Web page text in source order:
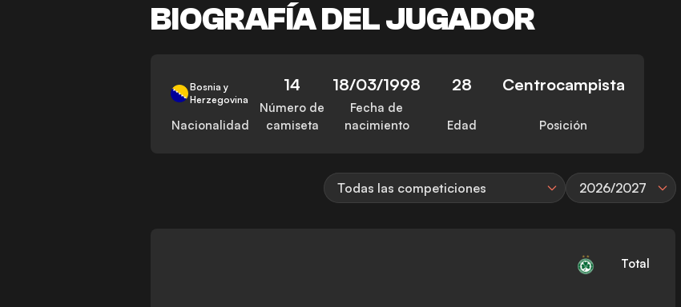
BIOGRAFÍA DEL JUGADOR
Bosnia y
Herzegovina
Nacionalidad
14
Número de
camiseta
18/03/1998
Fecha de
nacimiento
28
Edad
Centrocampista
Posición
Todas las competiciones 2026/2027
Total